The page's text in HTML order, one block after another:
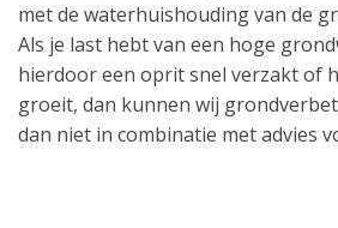
met de waterhuishouding van de
Als je last hebt van een hoge
hierdoor een oprit snel verzakt of
groeit, dan kunnen wij
dan niet in combinatie met advies